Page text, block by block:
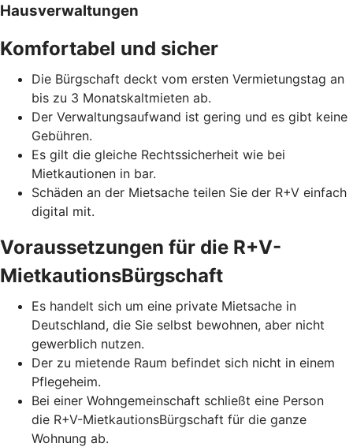
Hausverwaltungen
Komfortabel und sicher
Die Bürgschaft deckt vom ersten Vermietungstag an
bis zu 3 Monatskaltmieten ab.
Der Verwaltungsaufwand ist gering und es gibt keine
Gebühren.
Es gilt die gleiche Rechtssicherheit wie bei
Mietkautionen in bar.
Schäden an der Mietsache teilen Sie der R+V einfach
digital mit.
Voraussetzungen für die R+V-
MietkautionsBürgschaft
Es handelt sich um eine private Mietsache in
Deutschland, die Sie selbst bewohnen, aber nicht
gewerblich nutzen.
Der zu mietende Raum befindet sich nicht in einem
Pflegeheim.
Bei einer Wohngemeinschaft schließt eine Person
die R+V-MietkautionsBürgschaft für die ganze
Wohnung ab.